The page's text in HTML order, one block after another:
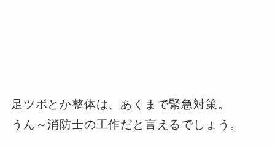
足ツボとか整体は、あくまで緊急対策。
うん～消防士の工作だと言えるでしょう。